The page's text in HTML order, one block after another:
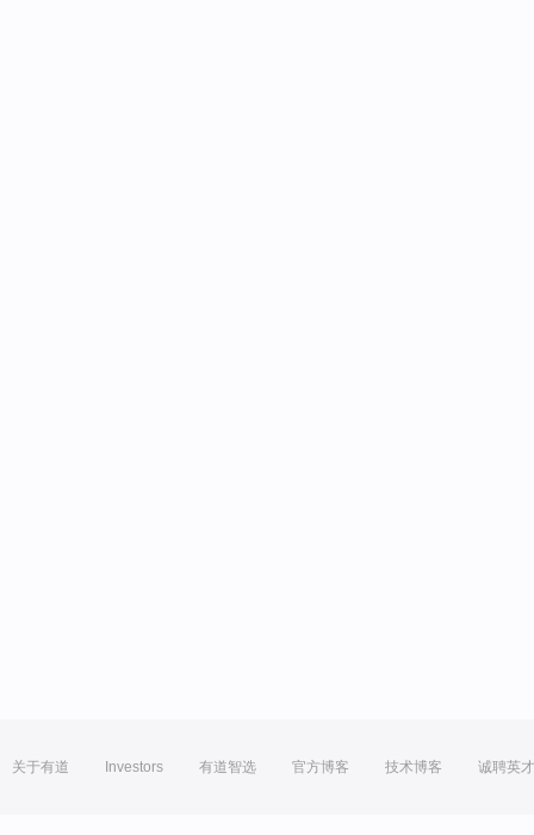
关于有道 Investors 有道智选 官方博客 技术博客 诚聘英才